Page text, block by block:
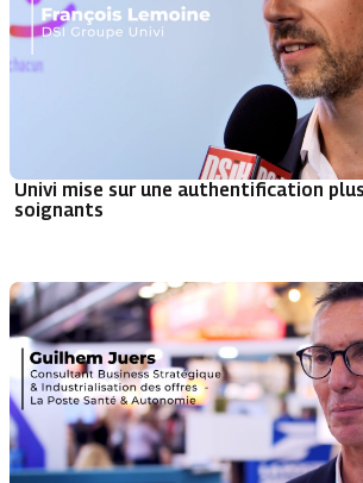
Univi mise sur une authentification
soignants